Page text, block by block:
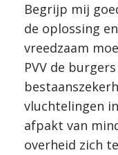
Begrijp mij
de oplossing
vreedzaam
PVV de
vluchtelingen
afpakt van
overheid zich